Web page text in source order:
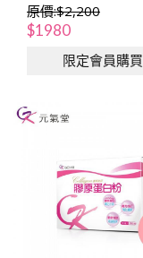
原價:$2,200
$1980
限定會員購買